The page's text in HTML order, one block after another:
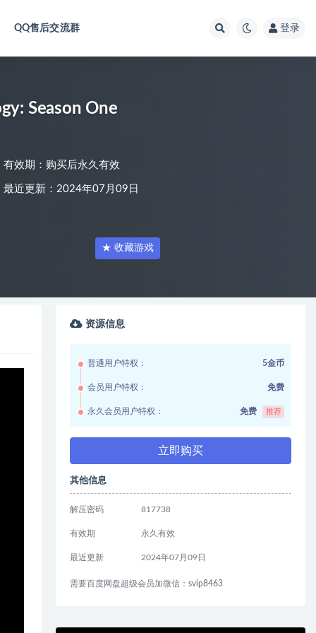
QQ售后交流群 登录
Season One
有效期：购买后永久有效
最近更新：2024年07月09日
★ 收藏游戏
资源信息
普通用户特权： 5金币
会员用户特权： 免费
永久会员用户特权： 免费 推荐
立即购买
其他信息
解压密码 817738
有效期 永久有效
最近更新 2024年07月09日
需要百度网盘超级会员加微信：svip8463